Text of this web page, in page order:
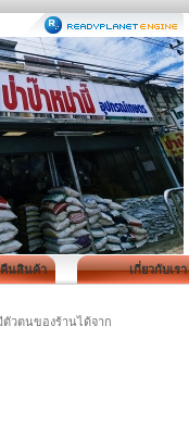
นสินค้า เกี่ยวกับเรา
ตัวตนของร้านได้จาก